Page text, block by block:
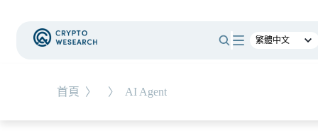
首頁 〉 〉 AI Agent
新手教學 基礎知識